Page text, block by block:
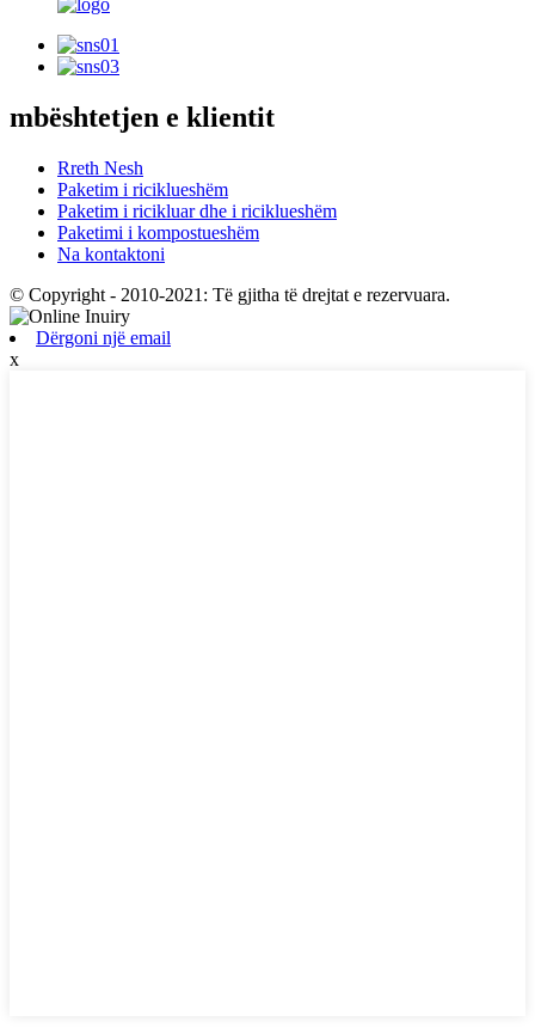
mbështetjen e klientit
Rreth Nesh
Paketim i riciklueshëm
Paketim i ricikluar dhe i riciklueshëm
Paketimi i kompostueshëm
Na kontaktoni
© Copyright - 2010-2021: Të gjitha të drejtat e rezervuara.
Dërgoni një email
x